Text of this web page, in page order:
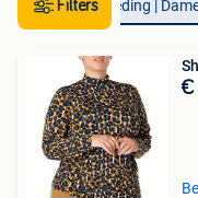
Filters Kleding |
€